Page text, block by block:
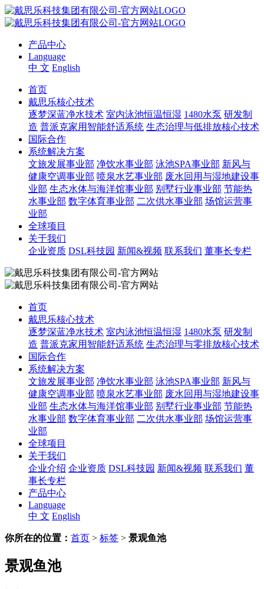
产品中心
Language
中 文 English
首页
戴思乐核心技术
逐梦深蓝净水技术 室内泳池恒温恒湿 1480水泵 研发制
造 普派克家用智能舒适系统 生态治理与低排放核心技术
国际合作
系统解决方案
文旅发展事业部 净饮水事业部 泳池SPA事业部 新风与
健康空调事业部 喷泉水艺事业部 废水回用与湿地建设事
业部 生态水体与海洋馆事业部 别墅行业事业部 节能热
水事业部 数字体育事业部 二次供水事业部 场馆运营事
业部
全球项目
关于我们
企业资质 DSL科技园 新闻&视频 联系我们 董事长专栏
首页
戴思乐核心技术
逐梦深蓝净水技术 室内泳池恒温恒湿 1480水泵 研发制
造 普派克家用智能舒适系统 生态治理与零排放核心技术
国际合作
系统解决方案
文旅发展事业部 净饮水事业部 泳池SPA事业部 新风与
健康空调事业部 喷泉水艺事业部 废水回用与湿地建设事
业部 生态水体与海洋馆事业部 别墅行业事业部 节能热
水事业部 数字体育事业部 二次供水事业部 场馆运营事
业部
全球项目
关于我们
企业介绍 企业资质 DSL科技园 新闻&视频 联系我们 董
事长专栏
产品中心
Language
中 文 English
你所在的位置： 首页 > 标签 > 景观鱼池
景观鱼池